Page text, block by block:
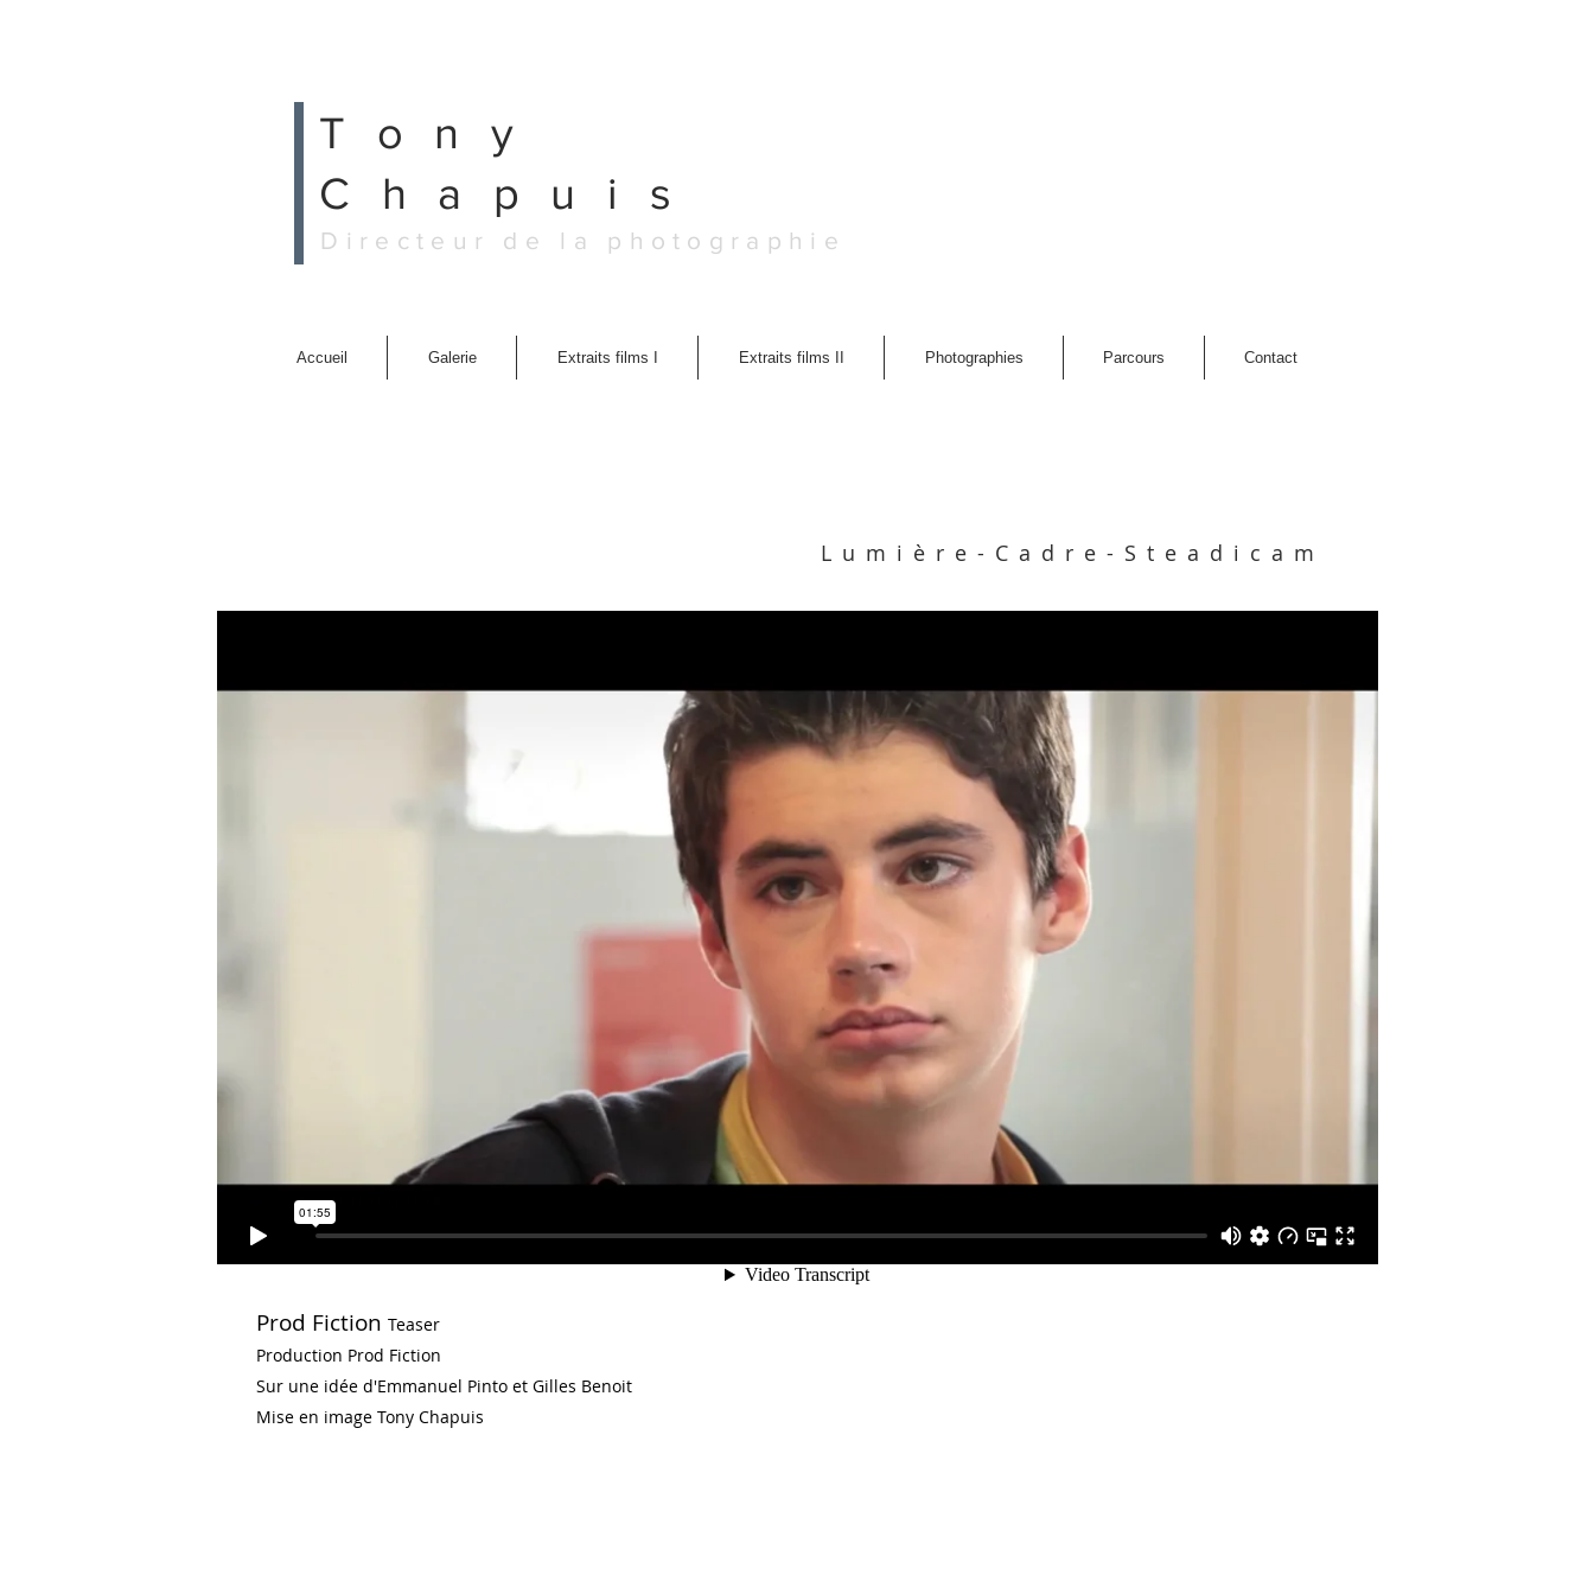
Directeur de la photographie
Tony
Chapuis
Accueil Galerie Extraits films I Extraits films II Photographies Parcours Contact
Lumière-Cadre-Steadicam
Prod Fiction Teaser
Production Prod Fiction
Sur une idée d'Emmanuel Pinto et Gilles Benoit
Mise en image Tony Chapuis